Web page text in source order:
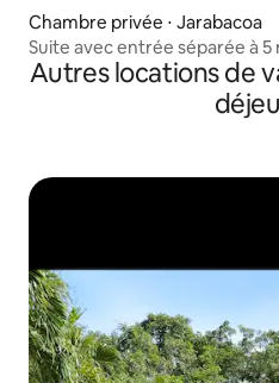
Chambre privée ⋅ Jarabacoa
Suite avec entrée séparée à 5
Autres locations de